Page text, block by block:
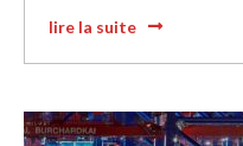
lire la suite